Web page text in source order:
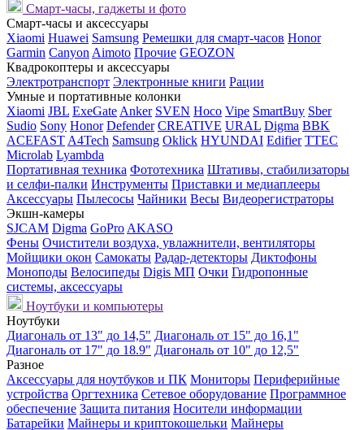
Смарт-часы, гаджеты и фото
Смарт-часы и аксессуары
Xiaomi Huawei Samsung Ремешки для смарт-часов Honor
Garmin Canyon Aimoto Прочие GEOZON
Квадрокоптеры и аксессуары
Электротранспорт Электронные книги Рации
Умные и портативные колонки
Xiaomi JBL ExeGate Anker SVEN Hoco Vipe SmartBuy Sber
Sudio Sony Honor Defender CREATIVE URAL Digma BBK
ACEFAST A4Tech Samsung Oklick HYUNDAI Edifier TTEC
Microlab Lyambda
Портативная техника Фототехника Штативы, стабилизаторы
и селфи-палки Инструменты Приставки и медиаплееры
Аксессуары Пылесосы Чайники Весы Видеорегистраторы
Экшн-камеры
SJCAM Digma GoPro AKASO
Фены Очистители воздуха, увлажнители, вентиляторы
Мойщики окон Самокаты Радар-детекторы Диктофоны
Моноподы Велосипеды Digis МП Очки Гидропонные
системы, аксессуары
Ноутбуки и компьютеры
Ноутбуки
Диагональ от 13" до 14,5" Диагональ от 15" до 16,1"
Диагональ от 17" до 18.9" Диагональ от 10" до 12,5"
Разное
Аксессуары для ноутбуков и ПК Мониторы Периферийные
устройства Оргтехника Сетевое оборудование Программное
обеспечение Защита питания Носители информации
Батарейки Майнеры и криптокошельки Майнеры